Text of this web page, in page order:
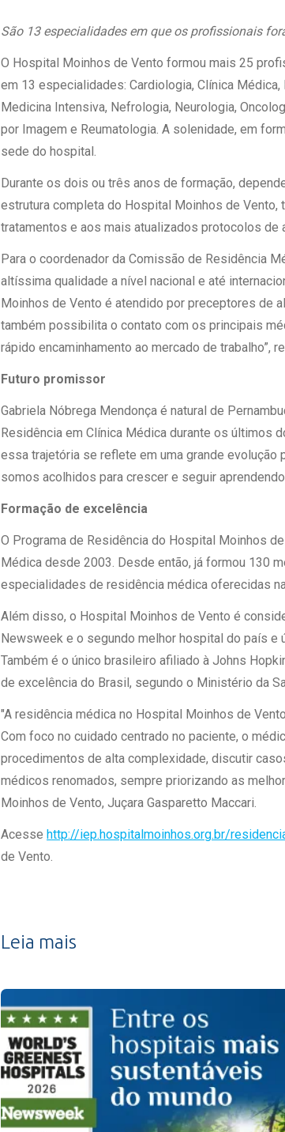
Estrutura de Gestão
Farmácia
São 13 especialidades em que os profissionais
O Hospital Moinhos de Vento formou mais 25
em 13 especialidades: Cardiologia, Clínica
Medicina Intensiva, Nefrologia, Neurologia,
por Imagem e Reumatologia. A solenidade, em
sede do hospital.
Durante os dois ou três anos de formação,
estrutura completa do Hospital Moinhos de
tratamentos e aos mais atualizados protocolos de
Para o coordenador da Comissão de Residência
altíssima qualidade a nível nacional e até
Moinhos de Vento é atendido por preceptores de
também possibilita o contato com os principais
rápido encaminhamento ao mercado de trabalho”,
Futuro promissor
Gabriela Nóbrega Mendonça é natural de
Residência em Clínica Médica durante os últimos
essa trajetória se reflete em uma grande evolução
somos acolhidos para crescer e seguir
Formação de excelência
O Programa de Residência do Hospital Moinhos
Médica desde 2003. Desde então, já formou 130
especialidades de residência médica oferecidas
Além disso, o Hospital Moinhos de Vento é
Newsweek e o segundo melhor hospital do país e
Também é o único brasileiro afiliado à Johns
de excelência do Brasil, segundo o Ministério da
"A residência médica no Hospital Moinhos de
Com foco no cuidado centrado no paciente, o
procedimentos de alta complexidade, discutir
médicos renomados, sempre priorizando as
Moinhos de Vento, Juçara Gasparetto Maccari.
Acesse http://iep.hospitalmoinhos.org.br/
de Vento.
Leia mais